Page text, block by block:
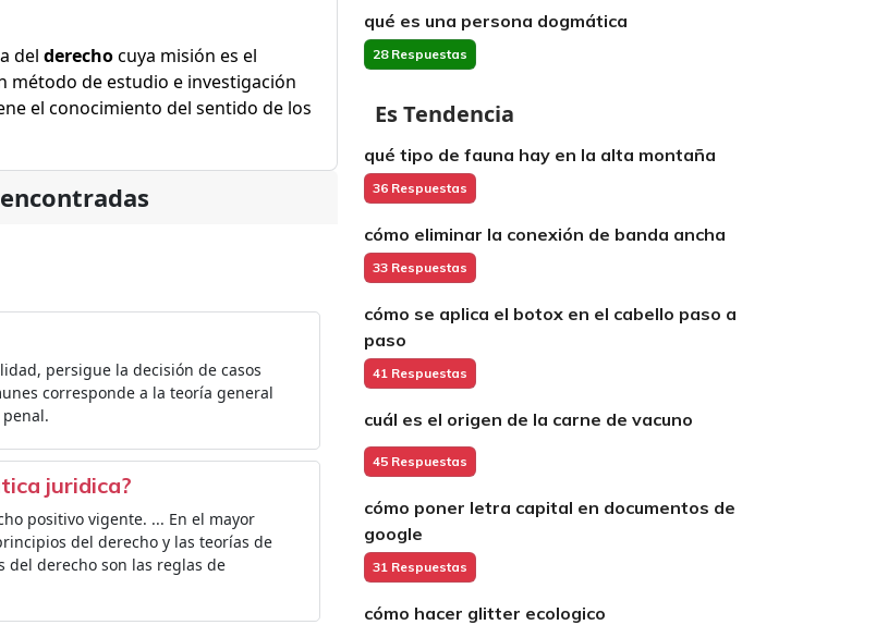
del derechocuya misión es el
método de estudio e investigación
el conocimiento del sentido de los
persigue la decisión de casos
corresponde a la teoría general
juridica?
positivo vigente. ... En el mayor
del derecho y las teorías de
derecho son las reglas de
qué es una persona dogmática
28 Respuestas
Es Tendencia
qué tipo de fauna hay en la alta montaña
36 Respuestas
cómo eliminar la conexión de banda ancha
33 Respuestas
cómo se aplica el botox en el cabello paso a
paso
41 Respuestas
cuál es el origen de la carne de vacuno
45 Respuestas
cómo poner letra capital en documentos de
google
31 Respuestas
cómo hacer glitter ecologico